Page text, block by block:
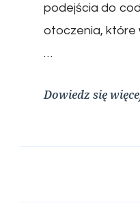
podejścia do
otoczenia, które
…
Dowiedz się